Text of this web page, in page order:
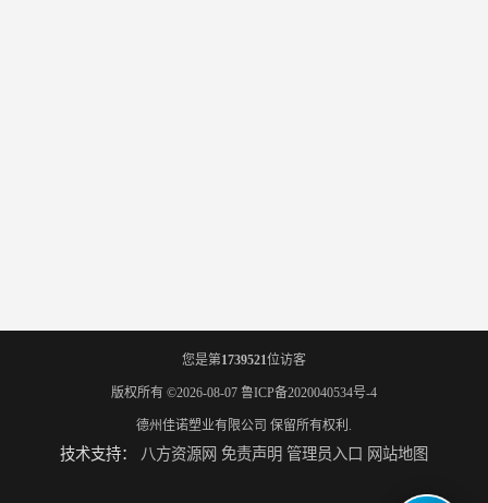
您是第1739521位访客
版权所有 ©2026-08-07 鲁ICP备2020040534号-4
德州佳诺塑业有限公司 保留所有权利.
技术支持： 八方资源网 免责声明 管理员入口 网站地图